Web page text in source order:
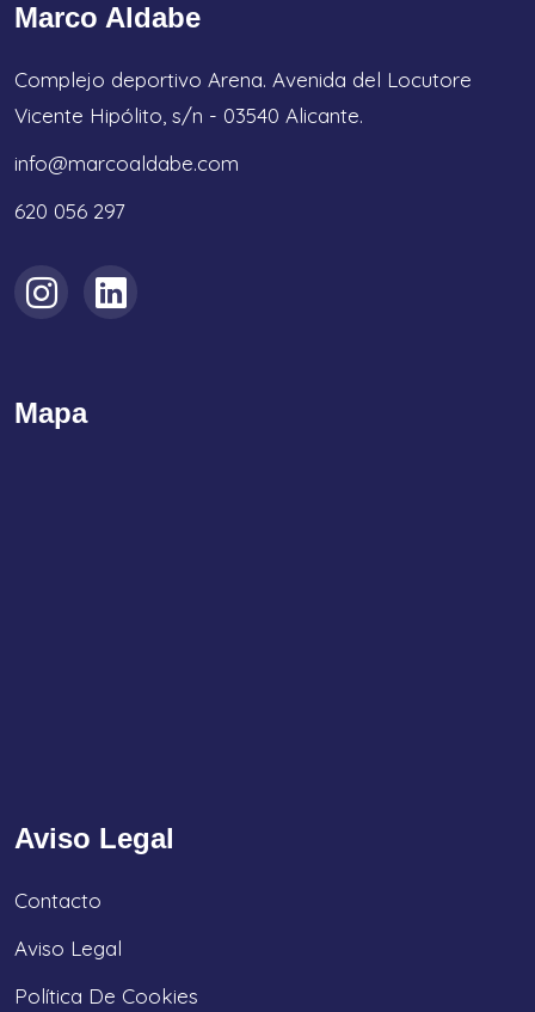
Marco Aldabe
Complejo deportivo Arena. Avenida del Locutore
Vicente Hipólito, s/n - 03540 Alicante.
info@marcoaldabe.com
620 056 297
Mapa
Aviso Legal
Contacto
Aviso Legal
Política De Cookies